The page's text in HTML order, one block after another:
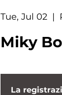
Tue, Jul 02
  |
Miky
La